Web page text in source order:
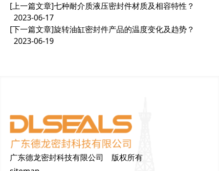
[上一篇文章]七种耐介质液压密封件材质及相容特性？
2023-06-17
[下一篇文章]旋转油缸密封件产品的温度变化及趋势？
2023-06-19
广东德龙密封科技有限公司 版权所有